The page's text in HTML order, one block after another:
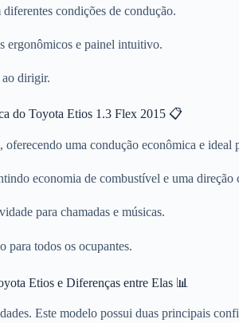
condições de condução.
ergonômicos e painel intuitivo.
dirigir.
do Toyota Etios 1.3 Flex 2015 📋
uma condução econômica e ideal
economia de combustível e uma direção
para chamadas e músicas.
para todos os ocupantes.
Etios e Diferenças entre Elas 📊
Este modelo possui duas principais